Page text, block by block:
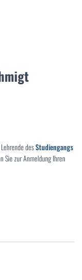
desStudiengangs
Sie zur Anmeldung Ihren